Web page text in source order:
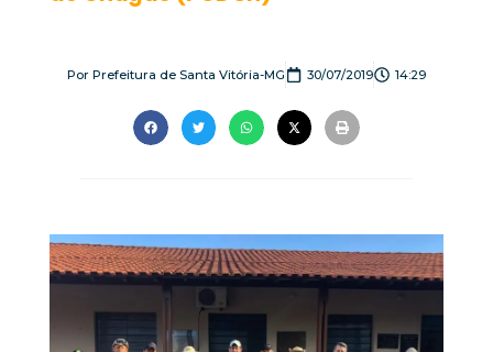
Por Prefeitura de Santa Vitória-MG 30/07/2019 14:29